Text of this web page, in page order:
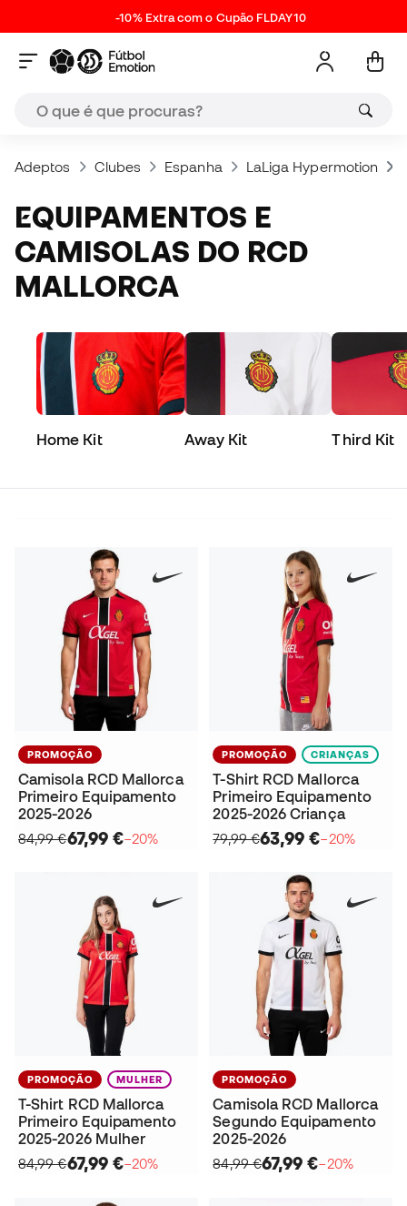
-10% Extra com o Cupão FLDAY10
Adeptos Clubes Espanha LaLiga Hypermotion
EQUIPAMENTOS E
CAMISOLAS DO RCD
MALLORCA
Home Kit Away Kit Third Kit
PROMOÇÃO
Camisola RCD Mallorca
Primeiro Equipamento
2025-2026
84,99 €67,99 €−20%
PROMOÇÃO CRIANÇAS
T-Shirt RCD Mallorca
Primeiro Equipamento
2025-2026 Criança
79,99 €63,99 €−20%
PROMOÇÃO MULHER
T-Shirt RCD Mallorca
Primeiro Equipamento
2025-2026 Mulher
84,99 €67,99 €−20%
PROMOÇÃO
Camisola RCD Mallorca
Segundo Equipamento
2025-2026
84,99 €67,99 €−20%